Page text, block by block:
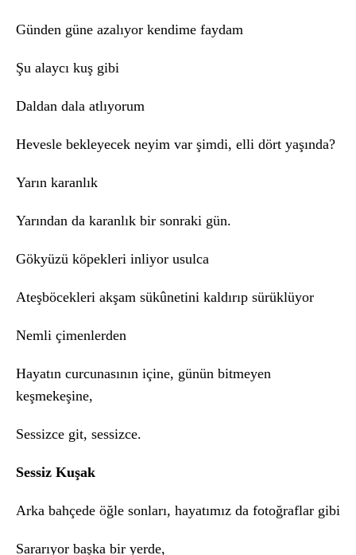
Günden güne azalıyor kendime faydam
Şu alaycı kuş gibi
Daldan dala atlıyorum
Hevesle bekleyecek neyim var şimdi, elli dört yaşında?
Yarın karanlık
Yarından da karanlık bir sonraki gün.
Gökyüzü köpekleri inliyor usulca
Ateşböcekleri akşam sükûnetini kaldırıp sürüklüyor
Nemli çimenlerden
Hayatın curcunasının içine, günün bitmeyen
keşmekeşine,
Sessizce git, sessizce.
Sessiz Kuşak
Arka bahçede öğle sonları, hayatımız da fotoğraflar gibi
Sararıyor başka bir yerde,